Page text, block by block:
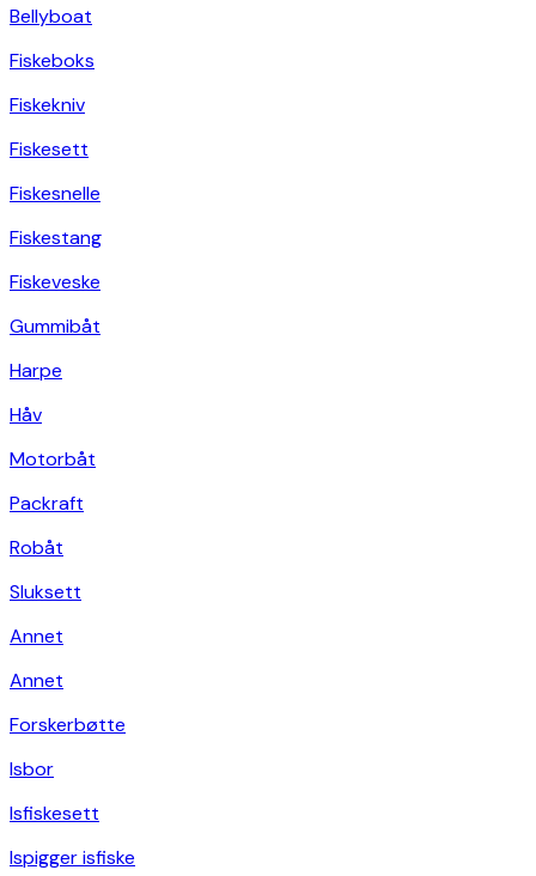
Bellyboat
Fiskeboks
Fiskekniv
Fiskesett
Fiskesnelle
Fiskestang
Fiskeveske
Gummibåt
Harpe
Håv
Motorbåt
Packraft
Robåt
Sluksett
Annet
Annet
Forskerbøtte
Isbor
Isfiskesett
Ispigger isfiske